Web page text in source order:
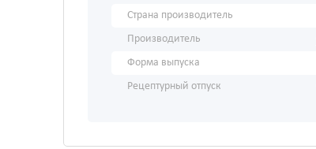
Страна производитель
Производитель
Форма выпуска
Рецептурный отпуск